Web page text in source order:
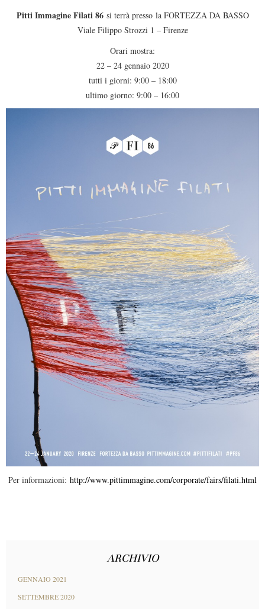
Pitti Immagine Filati 86si terrà presso la FORTEZZA DA BASSO
Viale Filippo Strozzi 1 – Firenze
Orari mostra:
22 – 24 gennaio 2020
tutti i giorni: 9:00 – 18:00
ultimo giorno: 9:00 – 16:00
Per informazioni: http://www.pittimmagine.com/corporate/fairs/filati.html
ARCHIVIO
GENNAIO 2021
SETTEMBRE 2020